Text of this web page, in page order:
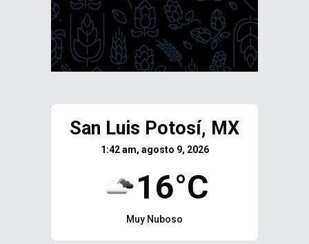
San Luis Potosí, MX
1:42 am, agosto 9, 2026
16°C
Muy Nuboso